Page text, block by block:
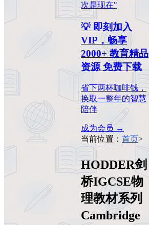
次是现在"
💡 即刻加入
VIP，畅享
2000+ 教育精品
资源 免费下载
省下两杯咖啡钱，
换取一整年的智慧
陪伴
成为会员 →
当前位置： 首页>
原版教材
>HODDER剑桥
IGCSE物理教材系
列Cambridge
IGCSE Physics
HODDER剑
桥IGCSE物
理教材系列
Cambridge